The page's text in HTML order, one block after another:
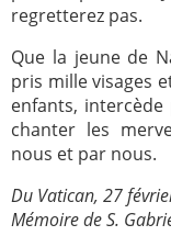
regretterez pas.
Que la jeune de
pris mille visages
enfants,
chanter les
nous et par nous.
Du Vatican, 27
Mémoire de S.